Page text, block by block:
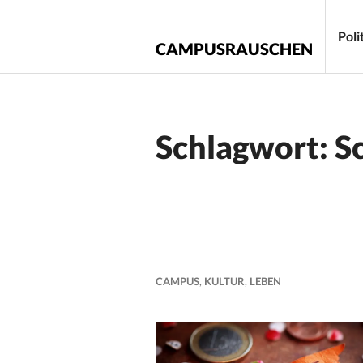
CAMPUSRAUSCHEN
Schlagwort:
CAMPUS, KULTUR, LEBEN